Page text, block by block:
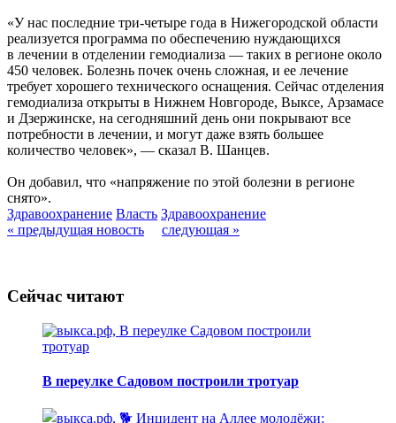
«У нас последние три-четыре года в Нижегородской области
реализуется программа по обеспечению нуждающихся
в лечении в отделении гемодиализа — таких в регионе около
450 человек. Болезнь почек очень сложная, и ее лечение
требует хорошего технического оснащения. Сейчас отделения
гемодиализа открыты в Нижнем Новгороде, Выксе, Арзамасе
и Дзержинске, на сегодняшний день они покрывают все
потребности в лечении, и могут даже взять большее
количество человек», — сказал В. Шанцев.
Он добавил, что «напряжение по этой болезни в регионе
снято».
Здравоохранение Власть Здравоохранение
« предыдущая новость
следующая »
Сейчас читают
В переулке Садовом построили тротуар